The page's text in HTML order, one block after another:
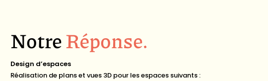
NotreRéponse.
Design d’espaces
Réalisation de plans et vues 3D pour les espaces suivants :